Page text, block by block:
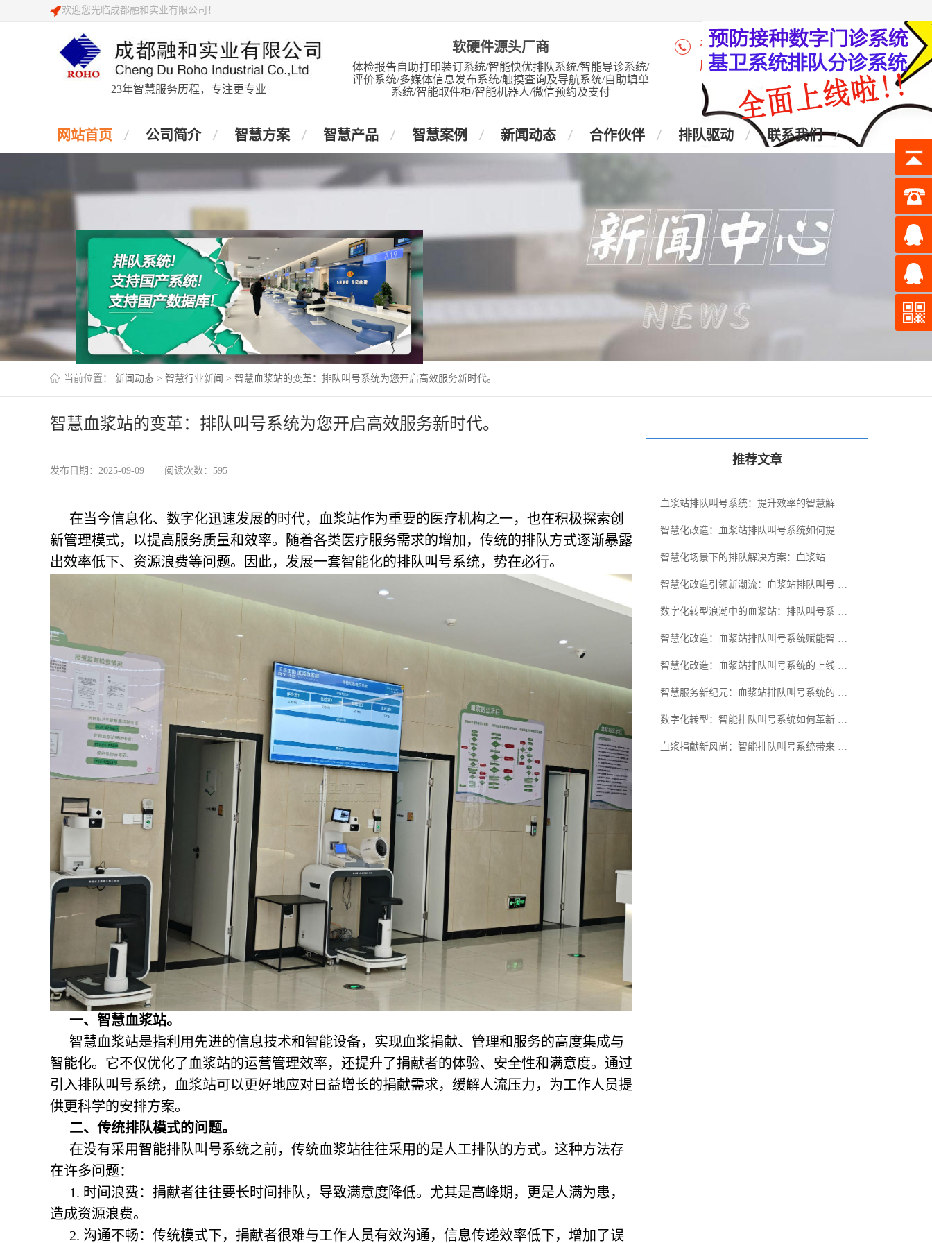
欢迎您光临成都融和实业有限公司！
23年智慧服务历程，专注更专业
软硬件源头厂商
体检报告自助打印装订系统/智能快优排队系统/智能导诊系统/
评价系统/多媒体信息发布系统/触摸查询及导航系统/自助填单
系统/智能取件柜/智能机器人/微信预约及支付
咨询热线：4006-028-965
座 机：028-87438905
网站首页 公司简介 智慧方案 智慧产品 智慧案例 新闻动态 合作伙伴 排队驱动 联系我们
当前位置： 新闻动态 > 智慧行业新闻 > 智慧血浆站的变革：排队叫号系统为您开启高效服务新时代。
智慧血浆站的变革：排队叫号系统为您开启高效服务新时代。
发布日期：2025-09-09 阅读次数：595
在当今信息化、数字化迅速发展的时代，血浆站作为重要的医疗机构之一，也在积极探索创
新管理模式，以提高服务质量和效率。随着各类医疗服务需求的增加，传统的排队方式逐渐暴露
出效率低下、资源浪费等问题。因此，发展一套智能化的排队叫号系统，势在必行。
一、智慧血浆站。
智慧血浆站是指利用先进的信息技术和智能设备，实现血浆捐献、管理和服务的高度集成与
智能化。它不仅优化了血浆站的运营管理效率，还提升了捐献者的体验、安全性和满意度。通过
引入排队叫号系统，血浆站可以更好地应对日益增长的捐献需求，缓解人流压力，为工作人员提
供更科学的安排方案。
二、传统排队模式的问题。
在没有采用智能排队叫号系统之前，传统血浆站往往采用的是人工排队的方式。这种方法存
在许多问题：
1. 时间浪费：捐献者往往要长时间排队，导致满意度降低。尤其是高峰期，更是人满为患，
造成资源浪费。
2. 沟通不畅：传统模式下，捐献者很难与工作人员有效沟通，信息传递效率低下，增加了误
推荐文章
血浆站排队叫号系统：提升效率的智慧解 …
智慧化改造：血浆站排队叫号系统如何提 …
智慧化场景下的排队解决方案：血浆站 …
智慧化改造引领新潮流：血浆站排队叫号 …
数字化转型浪潮中的血浆站：排队叫号系 …
智慧化改造：血浆站排队叫号系统赋能智 …
智慧化改造：血浆站排队叫号系统的上线 …
智慧服务新纪元：血浆站排队叫号系统的 …
数字化转型：智能排队叫号系统如何革新 …
血浆捐献新风尚：智能排队叫号系统带来 …